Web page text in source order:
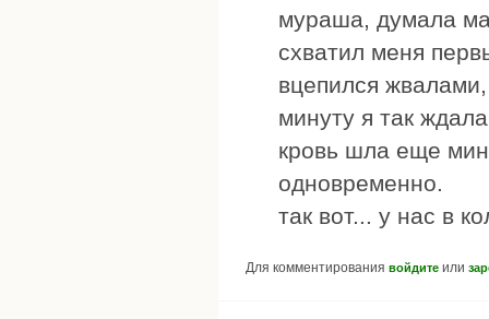
мураша, думала
схватил меня
вцепился
минуту я так
кровь шла еще
одновременно.
так вот... у нас в
Для комментирования войдите или